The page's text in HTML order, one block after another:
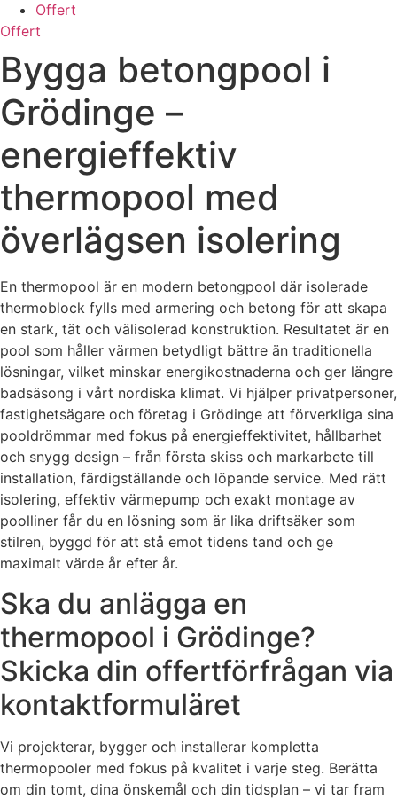
Offert
Offert
Bygga betongpool i
Grödinge –
energieffektiv
thermopool med
överlägsen isolering
En thermopool är en modern betongpool där isolerade
thermoblock fylls med armering och betong för att skapa
en stark, tät och välisolerad konstruktion. Resultatet är en
pool som håller värmen betydligt bättre än traditionella
lösningar, vilket minskar energikostnaderna och ger längre
badsäsong i vårt nordiska klimat. Vi hjälper privatpersoner,
fastighetsägare och företag i Grödinge att förverkliga sina
pooldrömmar med fokus på energieffektivitet, hållbarhet
och snygg design – från första skiss och markarbete till
installation, färdigställande och löpande service. Med rätt
isolering, effektiv värmepump och exakt montage av
poolliner får du en lösning som är lika driftsäker som
stilren, byggd för att stå emot tidens tand och ge
maximalt värde år efter år.
Ska du anlägga en
thermopool i Grödinge?
Skicka din offertförfrågan via
kontaktformuläret
Vi projekterar, bygger och installerar kompletta
thermopooler med fokus på kvalitet i varje steg. Berätta
om din tomt, dina önskemål och din tidsplan – vi tar fram